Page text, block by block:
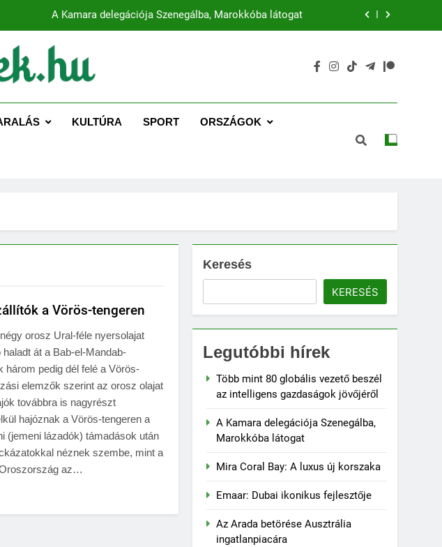
A Kamara delegációja Szenegálba, Marokkóba látogat
mint 80 globális vezető beszél az intelligens gazdaságok jövőjéről
KULTÚRA SPORT ORSZÁGOK
a Vörös-tengeren
orosz Ural-féle nyersolajat
át a Bab-el-Mandab-
három pedig dél felé a Vörös-
elemzők szerint az orosz olajat
továbbra is nagyrészt
hajóznak a Vörös-tengeren a
(jemeni lázadók) támadások után
néznek szembe, mint a
az…
Keresés
KERESÉS
Legutóbbi hírek
Több mint 80 globális vezető beszél
az intelligens gazdaságok jövőjéről
A Kamara delegációja Szenegálba,
Marokkóba látogat
Mira Coral Bay: A luxus új korszaka
Emaar: Dubai ikonikus fejlesztője
Az Arada betörése Ausztrália
ingatlanpiacára